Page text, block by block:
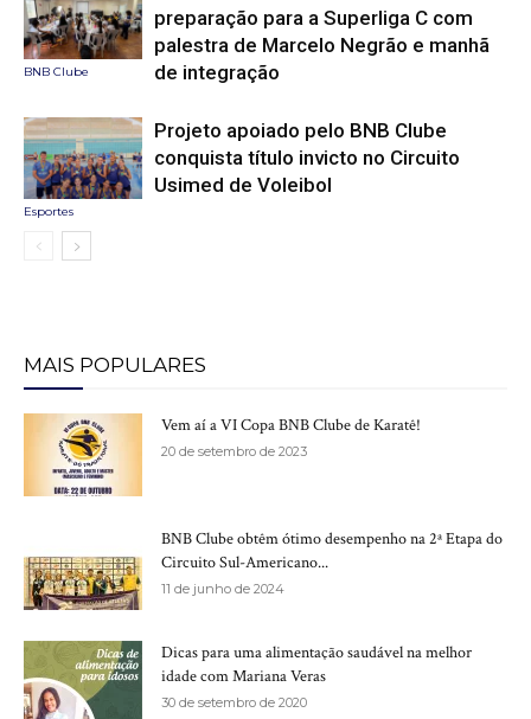
BNB Clube
preparação para a Superliga C com
palestra de Marcelo Negrão e manhã
de integração
Esportes
Projeto apoiado pelo BNB Clube
conquista título invicto no Circuito
Usimed de Voleibol
MAIS POPULARES
Vem aí a VI Copa BNB Clube de Karatê!
20 de setembro de 2023
BNB Clube obtêm ótimo desempenho na 2ª Etapa do
Circuito Sul-Americano...
11 de junho de 2024
Dicas para uma alimentação saudável na melhor
idade com Mariana Veras
30 de setembro de 2020